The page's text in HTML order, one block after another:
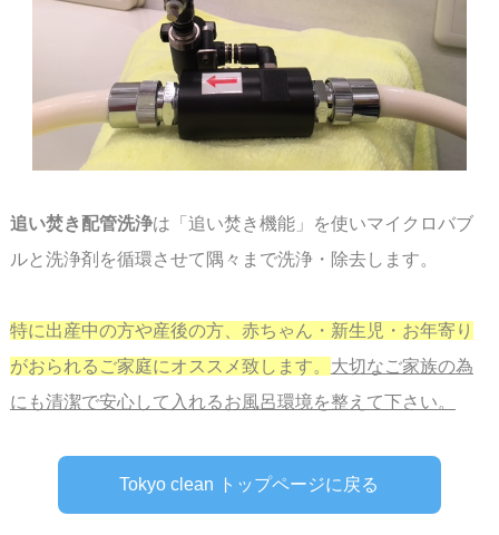
追い焚き配管洗浄は 「追い焚き機能」を使いマイクロバブ
ルと洗浄剤を循環させて隅々まで洗浄・除去します。
特に出産中の方や産後の方、赤ちゃん・新生児・お年寄り
がおられるご家庭にオススメ致します。 大切なご家族の為
にも清潔で安心して入れるお風呂環境を整えて下さい。
Tokyo clean トップページに戻る